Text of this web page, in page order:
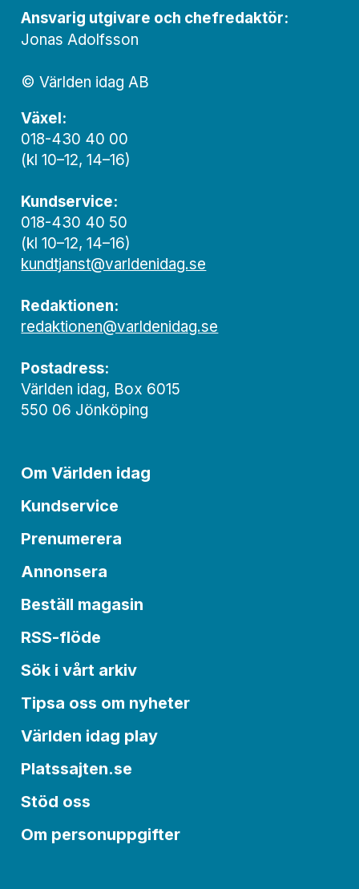
Ansvarig utgivare och chef­redaktör:
Jonas Adolfsson
© Världen idag AB
Växel:
018-430 40 00
(kl 10–12, 14–16)
Kundservice:
018-430 40 50
(kl 10–12, 14–16)
kundtjanst@varldenidag.se
Redaktionen:
redaktionen@varldenidag.se
Postadress:
Världen idag, Box 6015
550 06 Jönköping
Om Världen idag
Kundservice
Prenumerera
Annonsera
Beställ magasin
RSS-flöde
Sök i vårt arkiv
Tipsa oss om nyheter
Världen idag play
Platssajten.se
Stöd oss
Om personuppgifter